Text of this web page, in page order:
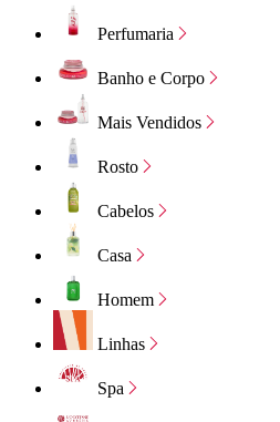
Perfumaria
Banho e Corpo
Mais Vendidos
Rosto
Cabelos
Casa
Homem
Linhas
Spa